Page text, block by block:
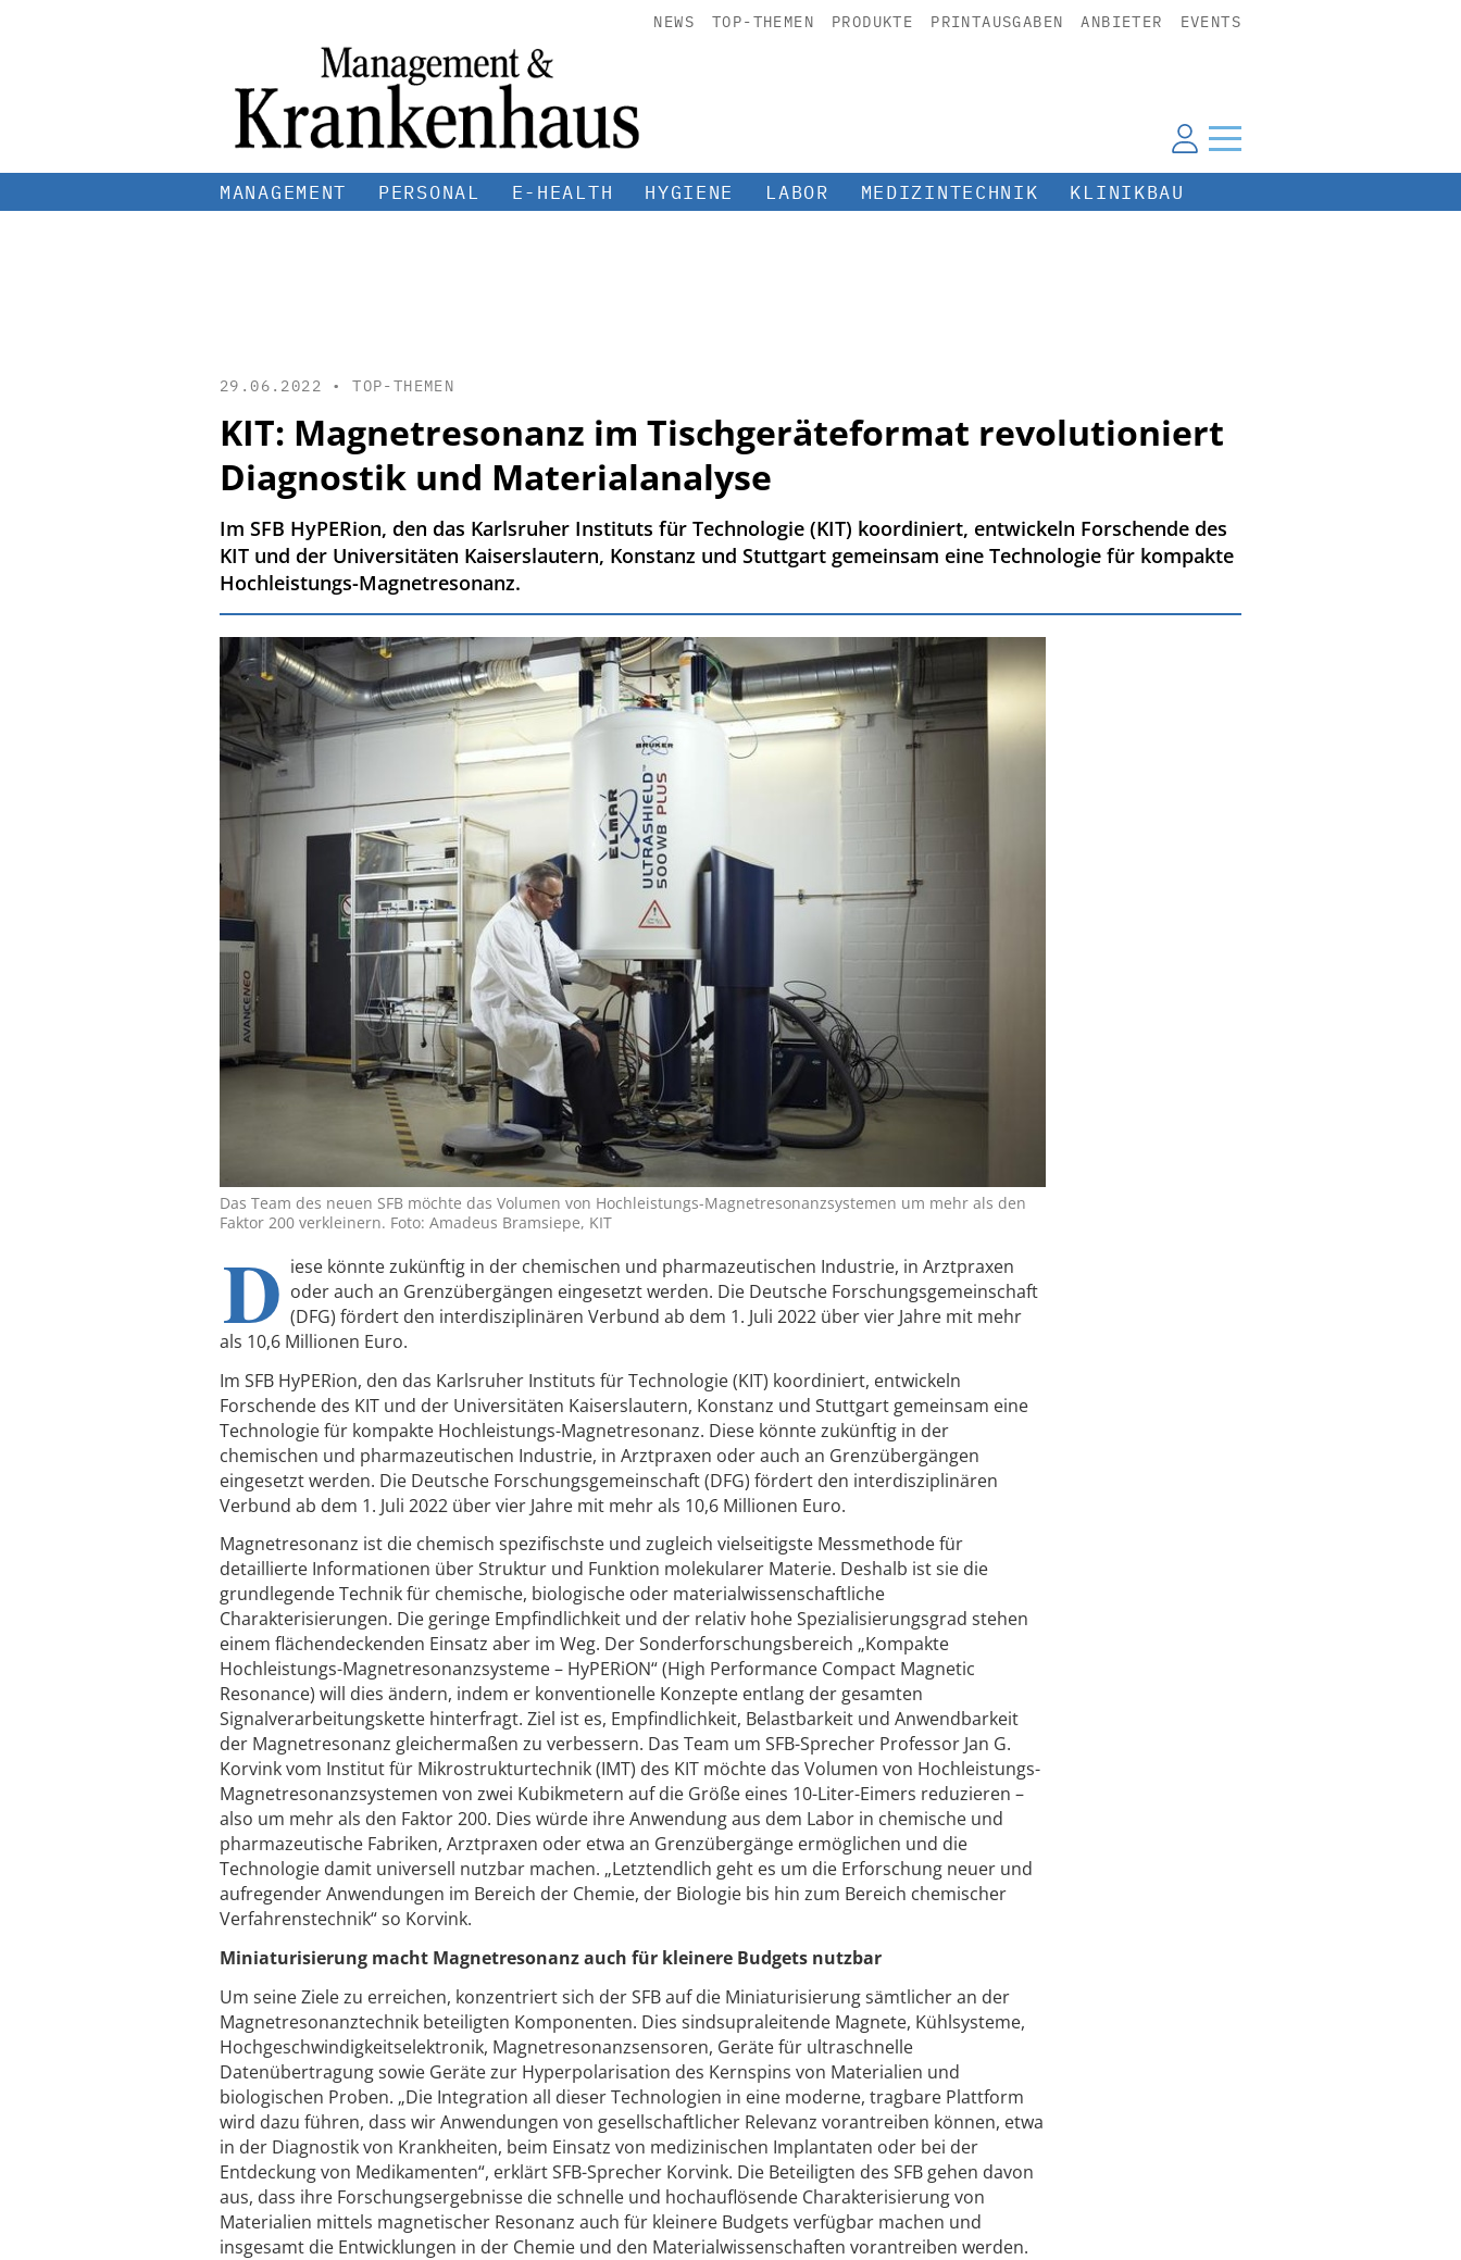
NEWS TOP-THEMEN PRODUKTE PRINTAUSGABEN ANBIETER EVENTS
MANAGEMENT PERSONAL E-HEALTH HYGIENE LABOR MEDIZINTECHNIK KLINIKBAU
29.06.2022 •TOP-THEMEN
KIT: Magnetresonanz im Tischgeräteformat revolutioniert
Diagnostik und Materialanalyse
Im SFB HyPERion, den das Karlsruher Instituts für Technologie (KIT) koordiniert, entwickeln Forschende des
KIT und der Universitäten Kaiserslautern, Konstanz und Stuttgart gemeinsam eine Technologie für kompakte
Hochleistungs-Magnetresonanz.
Das Team des neuen SFB möchte das Volumen von Hochleistungs-Magnetresonanzsystemen um mehr als den
Faktor 200 verkleinern. Foto: Amadeus Bramsiepe, KIT
D iese könnte zukünftig in der chemischen und pharmazeutischen Industrie, in Arztpraxen
oder auch an Grenzübergängen eingesetzt werden. Die Deutsche Forschungsgemeinschaft
(DFG) fördert den interdisziplinären Verbund ab dem 1. Juli 2022 über vier Jahre mit mehr
als 10,6 Millionen Euro.
Im SFB HyPERion, den das Karlsruher Instituts für Technologie (KIT) koordiniert, entwickeln
Forschende des KIT und der Universitäten Kaiserslautern, Konstanz und Stuttgart gemeinsam eine
Technologie für kompakte Hochleistungs-Magnetresonanz. Diese könnte zukünftig in der
chemischen und pharmazeutischen Industrie, in Arztpraxen oder auch an Grenzübergängen
eingesetzt werden. Die Deutsche Forschungsgemeinschaft (DFG) fördert den interdisziplinären
Verbund ab dem 1. Juli 2022 über vier Jahre mit mehr als 10,6 Millionen Euro.
Magnetresonanz ist die chemisch spezifischste und zugleich vielseitigste Messmethode für
detaillierte Informationen über Struktur und Funktion molekularer Materie. Deshalb ist sie die
grundlegende Technik für chemische, biologische oder materialwissenschaftliche
Charakterisierungen. Die geringe Empfindlichkeit und der relativ hohe Spezialisierungsgrad stehen
einem flächendeckenden Einsatz aber im Weg. Der Sonderforschungsbereich „Kompakte
Hochleistungs-Magnetresonanzsysteme – HyPERiON“ (High Performance Compact Magnetic
Resonance) will dies ändern, indem er konventionelle Konzepte entlang der gesamten
Signalverarbeitungskette hinterfragt. Ziel ist es, Empfindlichkeit, Belastbarkeit und Anwendbarkeit
der Magnetresonanz gleichermaßen zu verbessern. Das Team um SFB-Sprecher Professor Jan G.
Korvink vom Institut für Mikrostrukturtechnik (IMT) des KIT möchte das Volumen von Hochleistungs-
Magnetresonanzsystemen von zwei Kubikmetern auf die Größe eines 10-Liter-Eimers reduzieren –
also um mehr als den Faktor 200. Dies würde ihre Anwendung aus dem Labor in chemische und
pharmazeutische Fabriken, Arztpraxen oder etwa an Grenzübergänge ermöglichen und die
Technologie damit universell nutzbar machen. „Letztendlich geht es um die Erforschung neuer und
aufregender Anwendungen im Bereich der Chemie, der Biologie bis hin zum Bereich chemischer
Verfahrenstechnik“ so Korvink.
Miniaturisierung macht Magnetresonanz auch für kleinere Budgets nutzbar
Um seine Ziele zu erreichen, konzentriert sich der SFB auf die Miniaturisierung sämtlicher an der
Magnetresonanztechnik beteiligten Komponenten. Dies sindsupraleitende Magnete, Kühlsysteme,
Hochgeschwindigkeitselektronik, Magnetresonanzsensoren, Geräte für ultraschnelle
Datenübertragung sowie Geräte zur Hyperpolarisation des Kernspins von Materialien und
biologischen Proben. „Die Integration all dieser Technologien in eine moderne, tragbare Plattform
wird dazu führen, dass wir Anwendungen von gesellschaftlicher Relevanz vorantreiben können, etwa
in der Diagnostik von Krankheiten, beim Einsatz von medizinischen Implantaten oder bei der
Entdeckung von Medikamenten“, erklärt SFB-Sprecher Korvink. Die Beteiligten des SFB gehen davon
aus, dass ihre Forschungsergebnisse die schnelle und hochauflösende Charakterisierung von
Materialien mittels magnetischer Resonanz auch für kleinere Budgets verfügbar machen und
insgesamt die Entwicklungen in der Chemie und den Materialwissenschaften vorantreiben werden.